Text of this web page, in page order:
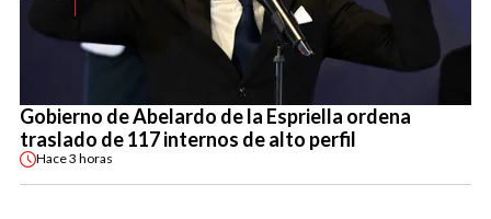
Gobierno de Abelardo de la Espriella ordena
traslado de 117 internos de alto perfil
Hace3 horas